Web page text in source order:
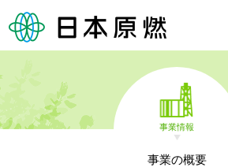
事業情報
事業の概要